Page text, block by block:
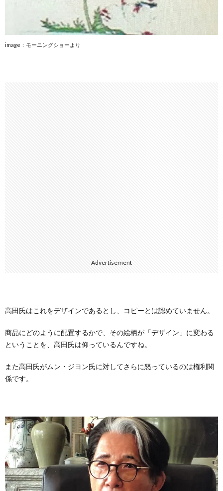
image：モーニングショーより
Advertisement
高田氏はこれをデザインであるとし、コピーとは認めていません。
商品にどのように配置するかで、その絵柄が「デザイン」に変わる
ということを、高田氏は仰っているんですね。
また高田氏がムン・ジヨン氏に対してさらに怒っているのは権利関
係です。